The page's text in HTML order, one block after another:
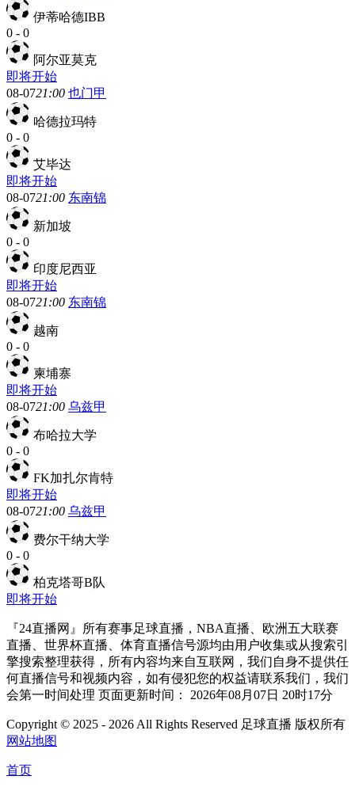
伊蒂哈德IBB
0 - 0
阿尔亚莫克
即将开始
08-0721:00 也门甲
哈德拉玛特
0 - 0
艾毕达
即将开始
08-0721:00 东南锦
新加坡
0 - 0
印度尼西亚
即将开始
08-0721:00 东南锦
越南
0 - 0
柬埔寨
即将开始
08-0721:00 乌兹甲
布哈拉大学
0 - 0
FK加扎尔肯特
即将开始
08-0721:00 乌兹甲
费尔干纳大学
0 - 0
柏克塔哥B队
即将开始
『24直播网』所有赛事足球直播，NBA直播、欧洲五大联赛
直播、世界杯直播、体育直播信号源均由用户收集或从搜索引
擎搜索整理获得，所有内容均来自互联网，我们自身不提供任
何直播信号和视频内容，如有侵犯您的权益请联系我们，我们
会第一时间处理 页面更新时间： 2026年08月07日 20时17分
Copyright © 2025 - 2026 All Rights Reserved 足球直播 版权所有
网站地图
首页